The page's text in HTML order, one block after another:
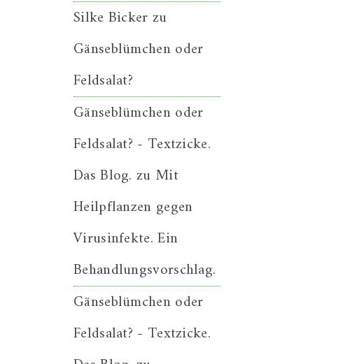
Silke Bickerzu
Gänseblümchen oder
Feldsalat?
Gänseblümchen oder
Feldsalat? - Textzicke.
Das Blog. zu Mit
Heilpflanzen gegen
Virusinfekte. Ein
Behandlungsvorschlag.
Gänseblümchen oder
Feldsalat? - Textzicke.